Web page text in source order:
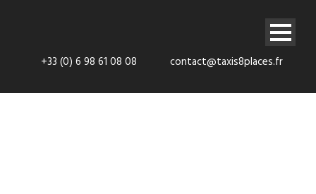
+33 (0) 6 98 61 08 08 contact@taxis8places.fr